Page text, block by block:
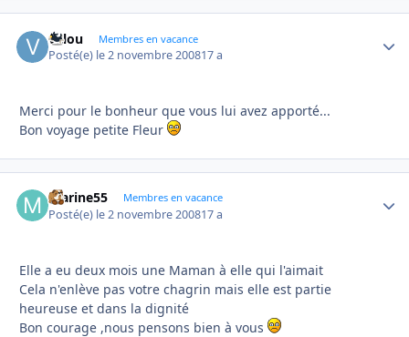
valou Membres en vacance
Posté(e) le 2 novembre 200817 a
Merci pour le bonheur que vous lui avez apporté...
Bon voyage petite Fleur
marine55 Membres en vacance
Posté(e) le 2 novembre 200817 a
Elle a eu deux mois une Maman à elle qui l'aimait
Cela n'enlève pas votre chagrin mais elle est partie
heureuse et dans la dignité
Bon courage ,nous pensons bien à vous